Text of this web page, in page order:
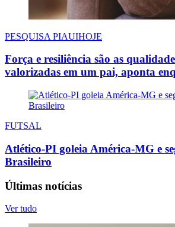
PESQUISA PIAUIHOJE
Força e resiliência são as
valorizadas em um pai, aponta
FUTSAL
Atlético-PI goleia América-MG e
Brasileiro
Últimas notícias
Ver tudo